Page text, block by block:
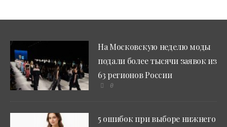
На Московскую неделю моды
подали более тысячи заявок из
63 регионов России
0
5 ошибок при выборе нижнего